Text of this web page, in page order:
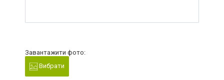
Завантажити фото:
Вибрати